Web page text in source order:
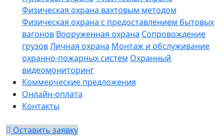
Физическая охрана вахтовым методом
Физическая охрана с предоставлением бытовых
вагонов Вооруженная охрана Сопровождение
грузовЛичная охрана Монтаж и обслуживание
охранно-пожарных систем Охранный
видеомониторинг
Коммерческие предложения
Онлайн-оплата
Контакты
Оставить заявку